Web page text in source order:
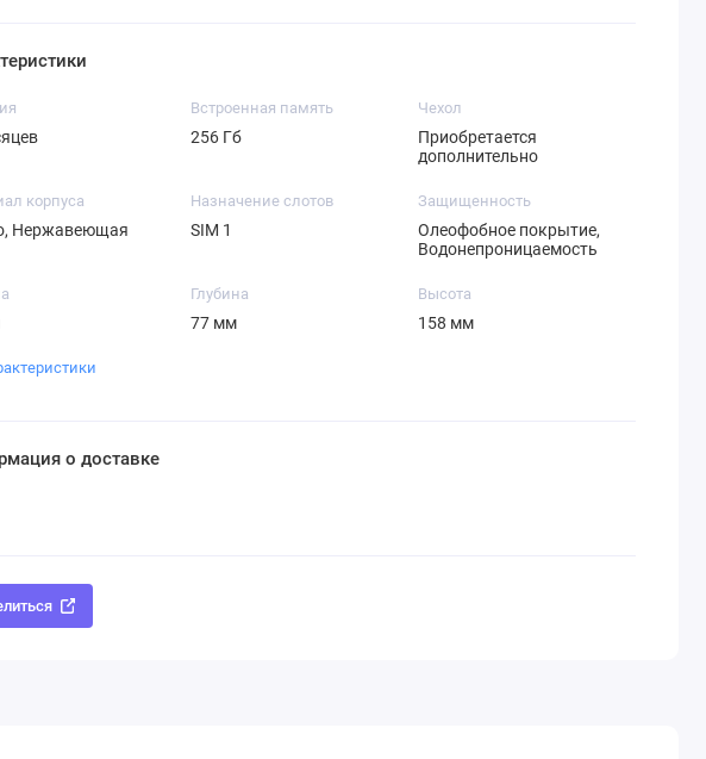
Встроенная память
256 Гб
Чехол
Приобретается
дополнительно
корпуса
Нержавеющая
Назначение слотов
SIM 1
Защищенность
Олеофобное покрытие,
Водонепроницаемость
Глубина
77 мм
Высота
158 мм
о доставке